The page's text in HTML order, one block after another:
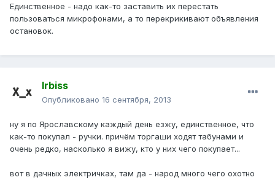
Единственное - надо как-то заставить их перестать
пользоваться микрофонами, а то перекрикивают объявления
остановок.
Irbiss
Опубликовано 16 сентября, 2013
ну я по Ярославскому каждый день езжу, единственное, что
как-то покупал - ручки. причём торгаши ходят табунами и
очень редко, насколько я вижу, кто у них чего покупает...
вот в дачных электричках, там да - народ много чего охотно